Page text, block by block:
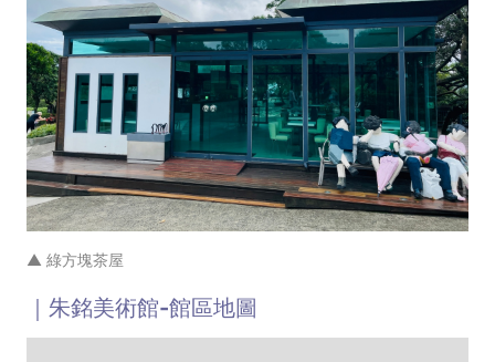
▲ 綠方塊茶屋
｜朱銘美術館-館區地圖